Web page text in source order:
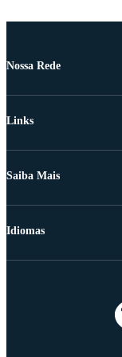
Nossa Rede
Links
Saiba Mais
Idiomas